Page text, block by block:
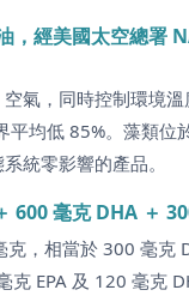
經美國太空總署
氣，同時控制環境
均低 85%。藻類位
統零影響的產品。
毫克 DHA ＋
，相當於 300 毫克
EPA 及 120 毫克